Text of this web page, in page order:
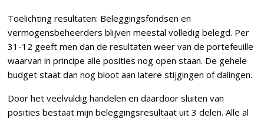
Toelichting resultaten: Beleggingsfondsen en
vermogensbeheerders blijven meestal volledig belegd. Per
31-12 geeft men dan de resultaten weer van de portefeuille
waarvan in principe alle posities nog open staan. De gehele
budget staat dan nog bloot aan latere stijgingen of dalingen.
Door het veelvuldig handelen en daardoor sluiten van
posities bestaat mijn beleggingsresultaat uit 3 delen. Alle al